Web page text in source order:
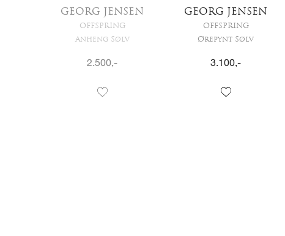
GEORG JENSEN
OFFSPRING
Anheng Sølv
2.500,-
GEORG JENSEN
OFFSPRING
Ørepynt Sølv
3.100,-